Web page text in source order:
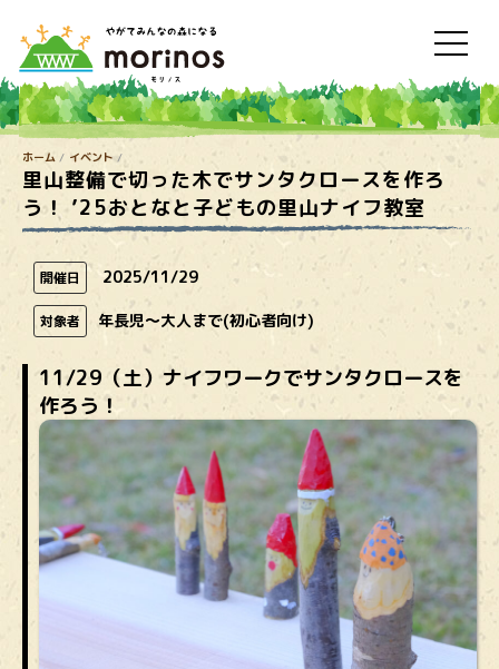
ホーム イベント
里山整備で切った木でサンタクロースを作ろ
う！ ’25おとなと子どもの里山ナイフ教室
開催日 2025/11/29
対象者 年長児～大人まで(初心者向け)
11/29（土）ナイフワークでサンタクロースを
作ろう！